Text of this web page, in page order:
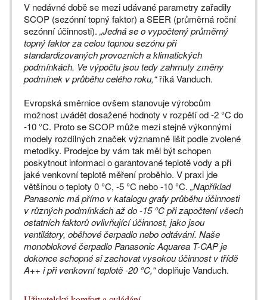
V nedávné době se mezi udávané parametry zařadily
SCOP (sezónní topný faktor) a SEER (průměrná roční
sezónní účinnosti). „Jedná se o vypočtený průměrný
topný faktor za celou topnou sezónu při
standardizovaných provozních a klimatických
podmínkách. Ve výpočtu jsou tedy zahrnuty změny
podmínek v průběhu celého roku,“říká Vanduch.
Evropská směrnice ovšem stanovuje výrobcům
možnost uvádět dosažené hodnoty v rozpětí od -2 °C do
-10 °C. Proto se SCOP může mezi stejně výkonnými
modely rozdílných značek významně lišit podle zvolené
metodiky. Prodejce by vám tak měl být schopen
poskytnout informaci o garantované teplotě vody a při
jaké venkovní teplotě měření proběhlo. V praxi jde
většinou o teploty 0 °C, -5 °C nebo -10 °C. „Například
Panasonic má přímo v katalogu grafy průběhu účinnosti
v různých podmínkách až do -15 °C při započtení všech
ostatních faktorů ovlivňující účinnost, jako jsou
ventilátory, oběhové čerpadlo nebo odtávání. Naše
monoblokové čerpadlo Panasonic Aquarea T-CAP je
dokonce schopné si zachovat vysokou účinnost v třídě
A++ i při venkovní teplotě -20 °C,“doplňuje Vanduch.